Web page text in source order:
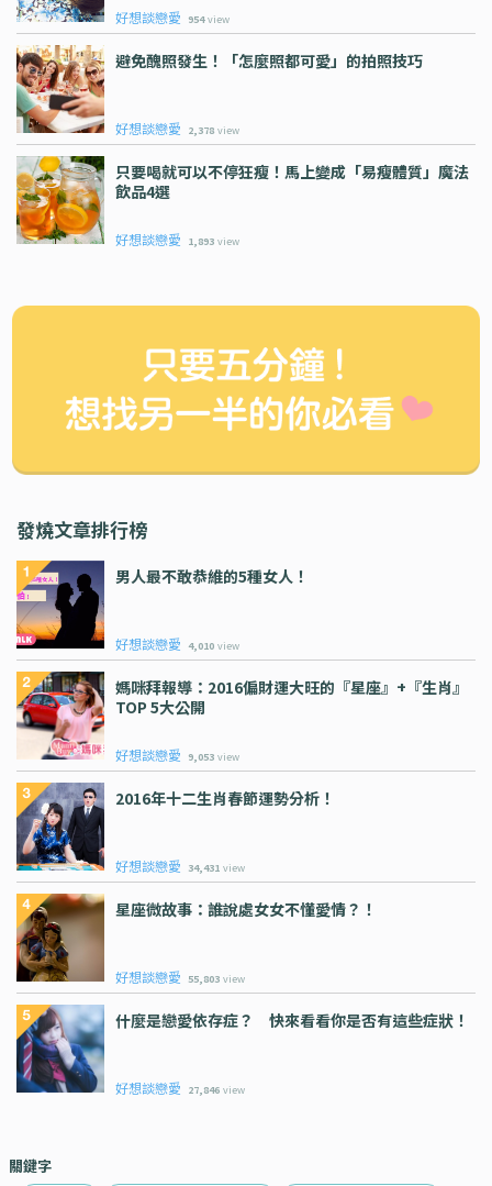
好想談戀愛 954 view
避免醜照發生！「怎麼照都可愛」的拍照技巧
好想談戀愛 2,378 view
只要喝就可以不停狂瘦！馬上變成「易瘦體質」魔法
飲品4選
好想談戀愛 1,893 view
發燒文章排行榜
男人最不敢恭維的5種女人！
好想談戀愛 4,010 view
媽咪拜報導：2016偏財運大旺的『星座』+『生肖』
TOP 5大公開
好想談戀愛 9,053 view
2016年十二生肖春節運勢分析！
好想談戀愛 34,431 view
星座微故事：誰說處女女不懂愛情？！
好想談戀愛 55,803 view
什麼是戀愛依存症？ 快來看看你是否有這些症狀！
好想談戀愛 27,846 view
關鍵字